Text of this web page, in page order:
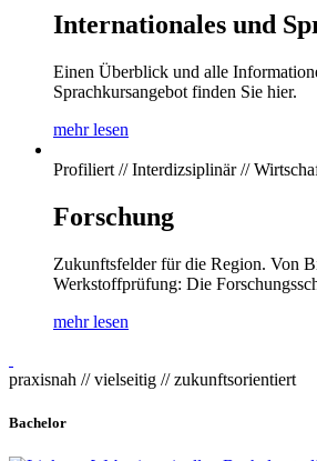
Internationales und
Einen Überblick und alle
Sprachkursangebot finden Sie hier.
mehr lesen
Profiliert // Interdizsiplinär //
Forschung
Zukunftsfelder für die Region. Von
Werkstoffprüfung: Die
mehr lesen
praxisnah // vielseitig // zukunftsorientiert
Bachelor